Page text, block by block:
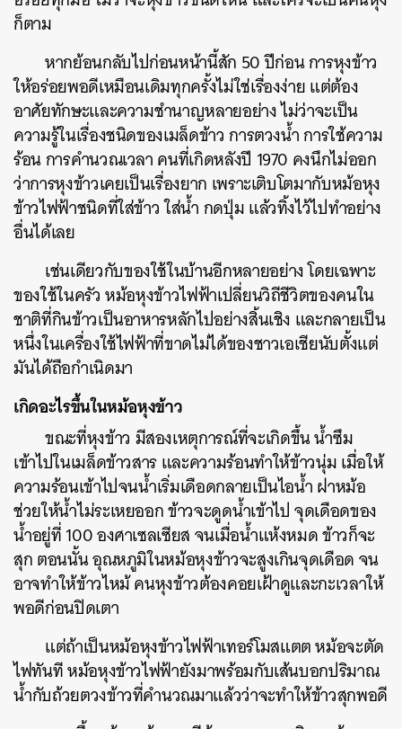
ก็ตาม
หากย้อนกลับไปก่อนหน้านี้สัก 50 ปีก่อน การหุงข้าว
ให้อร่อยพอดีเหมือนเดิมทุกครั้งไม่ใช่เรื่องง่าย แต่ต้อง
อาศัยทักษะและความชำนาญหลายอย่าง ไม่ว่าจะเป็น
ความรู้ในเรื่องชนิดของเมล็ดข้าว การตวงน้ำ การใช้ความ
ร้อน การคำนวณเวลา คนที่เกิดหลังปี 1970 คงนึกไม่ออก
ว่าการหุงข้าวเคยเป็นเรื่องยาก เพราะเติบโตมากับหม้อหุง
ข้าวไฟฟ้าชนิดที่ใส่ข้าว ใส่น้ำ กดปุ่ม แล้วทิ้งไว้ไปทำอย่าง
อื่นได้เลย
เช่นเดียวกับของใช้ในบ้านอีกหลายอย่าง โดยเฉพาะ
ของใช้ในครัว หม้อหุงข้าวไฟฟ้าเปลี่ยนวิถีชีวิตของคนใน
ชาติที่กินข้าวเป็นอาหารหลักไปอย่างสิ้นเชิง และกลายเป็น
หนึ่งในเครื่องใช้ไฟฟ้าที่ขาดไม่ได้ของชาวเอเชียนับตั้งแต่
มันได้ถือกำเนิดมา
เกิดอะไรขึ้นในหม้อหุงข้าว
ขณะที่หุงข้าว มีสองเหตุการณ์ที่จะเกิดขึ้น น้ำซึม
เข้าไปในเมล็ดข้าวสาร และความร้อนทำให้ข้าวนุ่ม เมื่อให้
ความร้อนเข้าไปจนน้ำเริ่มเดือดกลายเป็นไอน้ำ ฝาหม้อ
ช่วยให้น้ำไม่ระเหยออก ข้าวจะดูดน้ำเข้าไป จุดเดือดของ
น้ำอยู่ที่ 100 องศาเซลเซียส จนเมื่อน้ำแห้งหมด ข้าวก็จะ
สุก ตอนนั้น อุณหภูมิในหม้อหุงข้าวจะสูงเกินจุดเดือด จน
อาจทำให้ข้าวไหม้ คนหุงข้าวต้องคอยเฝ้าดูและกะเวลาให้
พอดีก่อนปิดเตา
แต่ถ้าเป็นหม้อหุงข้าวไฟฟ้าเทอร์โมสแตต หม้อจะตัด
ไฟทันที หม้อหุงข้าวไฟฟ้ายังมาพร้อมกับเส้นบอกปริมาณ
น้ำกับถ้วยตวงข้าวที่คำนวณมาแล้วว่าจะทำให้ข้าวสุกพอดี